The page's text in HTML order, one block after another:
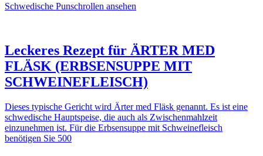
Schwedische Punschrollen ansehen
Leckeres Rezept für ÄRTER MED
FLÄSK (ERBSENSUPPE MIT
SCHWEINEFLEISCH)
Dieses typische Gericht wird Ärter med Fläsk genannt. Es ist eine
schwedische Hauptspeise, die auch als Zwischenmahlzeit
einzunehmen ist. Für die Erbsensuppe mit Schweinefleisch
benötigen Sie 500